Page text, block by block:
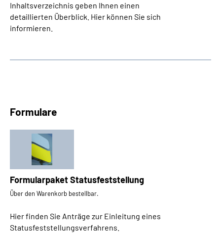
Inhaltsverzeichnis geben Ihnen einen
detaillierten Überblick. Hier können Sie sich
informieren.
Formulare
Formularpaket Statusfeststellung
Über den Warenkorb bestellbar.
Hier finden Sie Anträge zur Einleitung eines
Statusfeststellungsverfahrens.